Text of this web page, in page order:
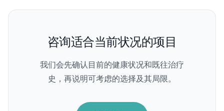
咨询适合当前状况的项目
我们会先确认目前的健康状况和既往治疗
史，再说明可考虑的选择及其局限。